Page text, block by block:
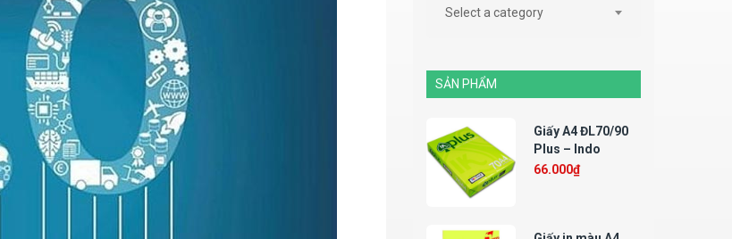
Select a category
SẢN PHẨM
Giấy A4 ĐL70/90
Plus – Indo
66.000₫